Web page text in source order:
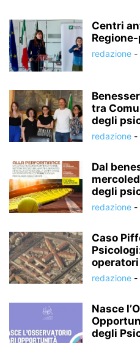
Centri
redazione -
tra
degli
redazione -
Dal
degli
redazione -
Caso
operatori
redazione -
Nasce
degli